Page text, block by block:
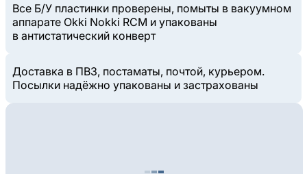
Все Б/У пластинки проверены, помыты в вакуумном
аппарате Okki Nokki RCM и упакованы
в антистатический конверт
Доставка в ПВЗ, постаматы, почтой, курьером.
Посылки надёжно упакованы и застрахованы